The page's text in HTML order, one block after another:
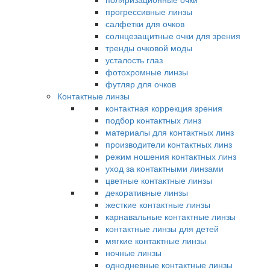
прогрессивные линзы
салфетки для очков
солнцезащитные очки для зрения
тренды очковой моды
усталость глаз
фотохромные линзы
футляр для очков
Контактные линзы
контактная коррекция зрения
подбор контактных линз
материалы для контактных линз
производители контактных линз
режим ношения контактных линз
уход за контактными линзами
цветные контактные линзы
декоративные линзы
жесткие контактные линзы
карнавальные контактные линзы
контактные линзы для детей
мягкие контактные линзы
ночные линзы
однодневные контактные линзы